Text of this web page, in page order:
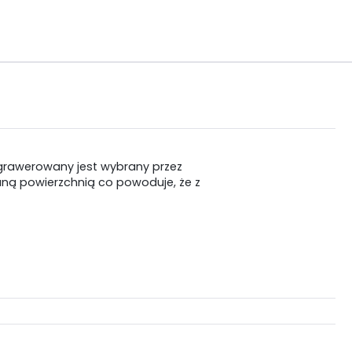
jest wybrany przez
powierzchnią co powoduje, że z